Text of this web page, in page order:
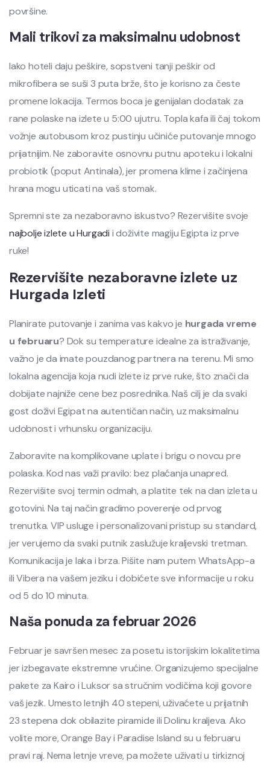
površine.
Mali trikovi za maksimalnu udobnost
Iako hoteli daju peškire, sopstveni tanji peškir od
mikrofibera se suši 3 puta brže, što je korisno za česte
promene lokacija. Termos boca je genijalan dodatak za
rane polaske na izlete u 5:00 ujutru. Topla kafa ili čaj tokom
vožnje autobusom kroz pustinju učiniće putovanje mnogo
prijatnijim. Ne zaboravite osnovnu putnu apoteku i lokalni
probiotik (poput Antinala), jer promena klime i začinjena
hrana mogu uticati na vaš stomak.
Spremni ste za nezaboravno iskustvo? Rezervišite svoje
najbolje izlete u Hurgadi i doživite magiju Egipta iz prve
ruke!
Rezervišite nezaboravne izlete uz
Hurgada Izleti
Planirate putovanje i zanima vas kakvo je hurgada vreme
u februaru? Dok su temperature idealne za istraživanje,
važno je da imate pouzdanog partnera na terenu. Mi smo
lokalna agencija koja nudi izlete iz prve ruke, što znači da
dobijate najniže cene bez posrednika. Naš cilj je da svaki
gost doživi Egipat na autentičan način, uz maksimalnu
udobnost i vrhunsku organizaciju.
Zaboravite na komplikovane uplate i brigu o novcu pre
polaska. Kod nas važi pravilo: bez plaćanja unapred.
Rezervišite svoj termin odmah, a platite tek na dan izleta u
gotovini. Na taj način gradimo poverenje od prvog
trenutka. VIP usluge i personalizovani pristup su standard,
jer verujemo da svaki putnik zaslužuje kraljevski tretman.
Komunikacija je laka i brza. Pišite nam putem WhatsApp-a
ili Vibera na vašem jeziku i dobićete sve informacije u roku
od 5 do 10 minuta.
Naša ponuda za februar 2026
Februar je savršen mesec za posetu istorijskim lokalitetima
jer izbegavate ekstremne vrućine. Organizujemo specijalne
pakete za Kairo i Luksor sa stručnim vodičima koji govore
vaš jezik. Umesto letnjih 40 stepeni, uživaćete u prijatnih
23 stepena dok obilazite piramide ili Dolinu kraljeva. Ako
volite more, Orange Bay i Paradise Island su u februaru
pravi raj. Nema letnje vreve, pa možete uživati u tirkiznoj